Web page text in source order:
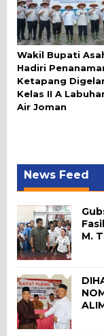
Wakil Bupati
Hadiri
Ketapang
Kelas II A
Air Joman
News Feed
M.